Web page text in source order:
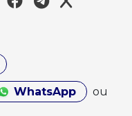
WhatsApp
ou